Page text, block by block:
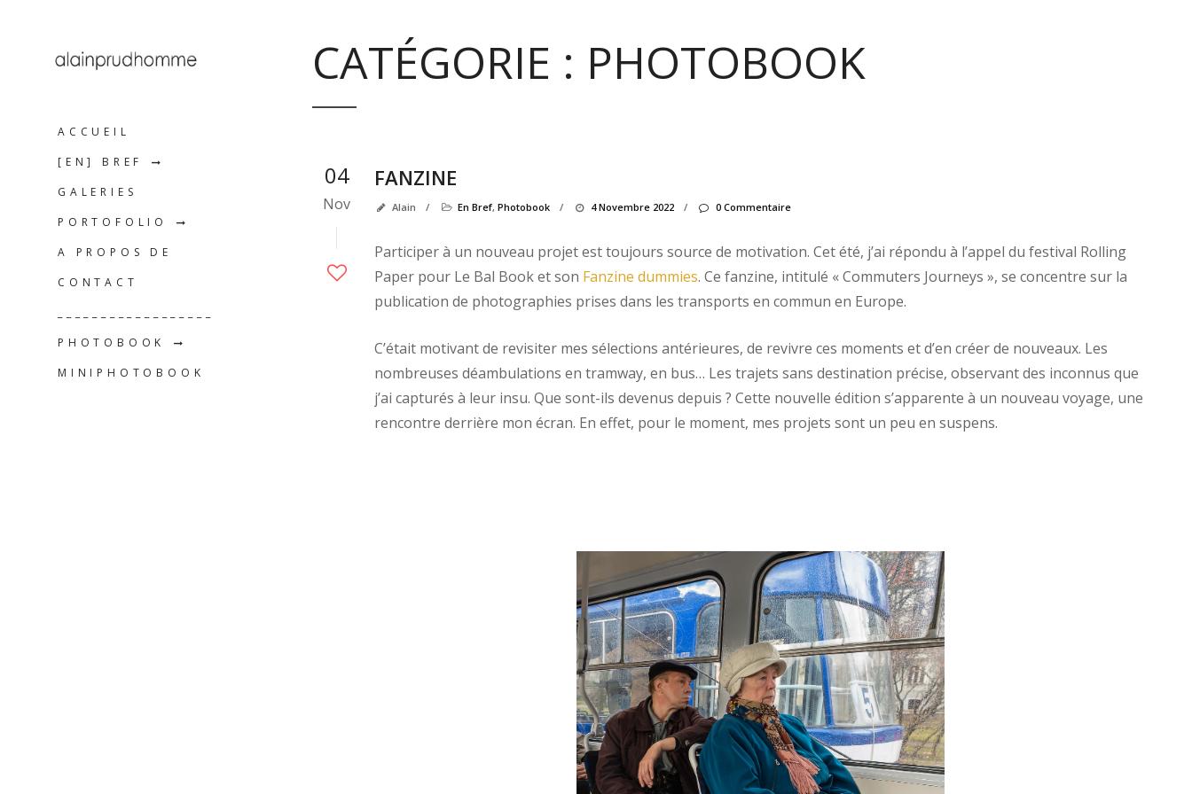
ACCUEIL
[EN] BREF
GALERIES
PORTOFOLIO
A PROPOS DE
CONTACT
PHOTOBOOK
MINIPHOTOBOOK
CATÉGORIE : PHOTOBOOK
04
Nov
FANZINE
Alain / En Bref, Photobook / 4 Novembre 2022 / 0 Commentaire
Participer à un nouveau projet est toujours source de motivation. Cet été, j’ai répondu à l’appel du festival Rolling
Paper pour Le Bal Book et son Fanzine dummies. Ce fanzine, intitulé « Commuters Journeys », se concentre sur la
publication de photographies prises dans les transports en commun en Europe.
C’était motivant de revisiter mes sélections antérieures, de revivre ces moments et d’en créer de nouveaux. Les
nombreuses déambulations en tramway, en bus… Les trajets sans destination précise, observant des inconnus que
j’ai capturés à leur insu. Que sont-ils devenus depuis ? Cette nouvelle édition s’apparente à un nouveau voyage, une
rencontre derrière mon écran. En effet, pour le moment, mes projets sont un peu en suspens.